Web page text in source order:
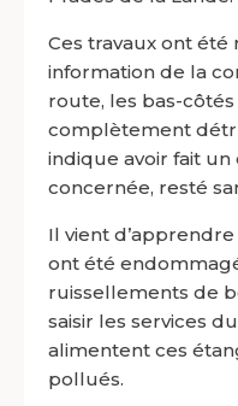
Ces travaux ont été
information de la
route, les bas-
complètement
indique avoir fait un
concernée, resté
Il vient
ont été
ruissellements de
saisir les services du
alimentent ces
pollués.